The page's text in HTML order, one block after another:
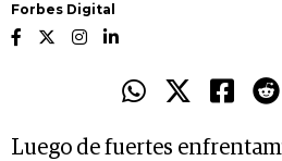
Forbes Digital
Luego de fuertes